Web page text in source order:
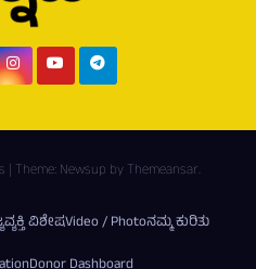
| Theme:Newsup byThemeansar.
ವ್ಯಕ್ತಿ ವಿಶೇಷVideo / Photoನಮ್ಮ ಕುರಿತು